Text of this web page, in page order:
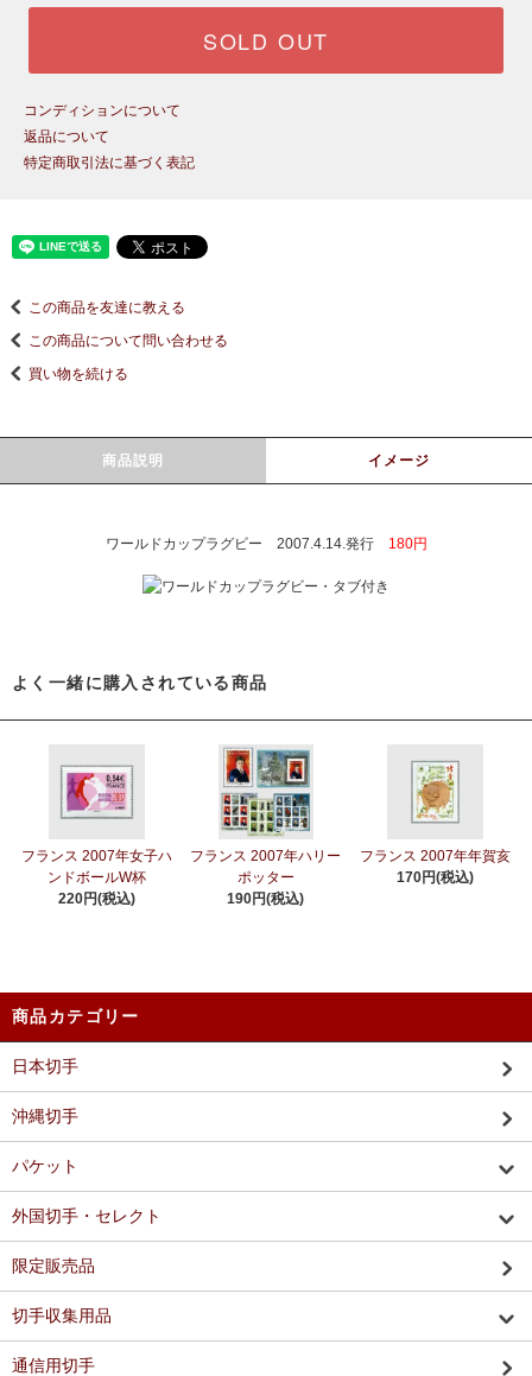
SOLD OUT
コンディションについて
返品について
特定商取引法に基づく表記
この商品を友達に教える
この商品について問い合わせる
買い物を続ける
商品説明 イメージ
ワールドカップラグビー 2007.4.14.発行 180円
よく一緒に購入されている商品
フランス 2007年女子ハ
ンドボールW杯
220円(税込)
フランス 2007年ハリー
ポッター
190円(税込)
フランス 2007年年賀亥
170円(税込)
商品カテゴリー
日本切手
沖縄切手
パケット
外国切手・セレクト
限定販売品
切手収集用品
通信用切手